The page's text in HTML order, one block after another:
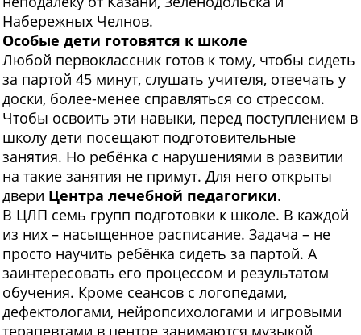
Набережных Челнов.
Особые дети готовятся к школе
Любой первоклассник готов к тому, чтобы сидеть
за партой 45 минут, слушать учителя, отвечать у
доски, более-менее справляться со стрессом.
Чтобы освоить эти навыки, перед поступлением в
школу дети посещают подготовительные
занятия. Но ребёнка с нарушениями в развитии
на такие занятия не примут. Для него открыты
двери Центра лечебной педагогики.
В ЦЛП семь групп подготовки к школе. В каждой
из них – насыщенное расписание. Задача – не
просто научить ребёнка сидеть за партой. А
заинтересовать его процессом и результатом
обучения. Кроме сеансов с логопедами,
дефектологами, нейропсихологами и игровыми
терапевтами в центре занимаются музыкой,